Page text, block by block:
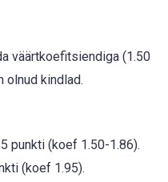
väärtkoefitsiendiga (1.50
olnud kindlad.
punkti (koef 1.50-1.86).
(koef 1.95).